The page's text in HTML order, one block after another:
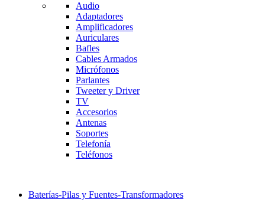
Audio
Adaptadores
Amplificadores
Auriculares
Bafles
Cables Armados
Micrófonos
Parlantes
Tweeter y Driver
TV
Accesorios
Antenas
Soportes
Telefonía
Teléfonos
Baterías-Pilas y Fuentes-Transformadores